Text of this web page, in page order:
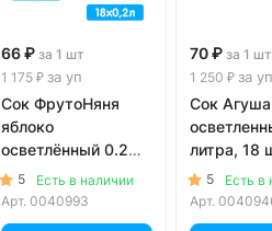
66 ₽ за 1 шт
1 175 ₽ за уп
Сок ФрутоНяня
яблоко
осветлённый 0.2
литра, 18 шт. в уп.
5
Есть в наличии
Арт. 0040993
70 ₽ за 1 шт
1 250 ₽ за уп
Сок
литра, 18
5
Есть в
Арт.